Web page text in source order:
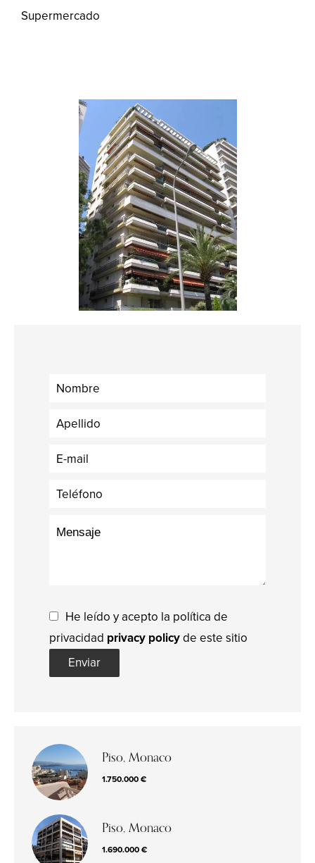
Supermercado
He leído y acepto la política de
privacidad privacy policyde este sitio
Enviar
Piso, Monaco
1.750.000 €
Piso, Monaco
1.690.000 €